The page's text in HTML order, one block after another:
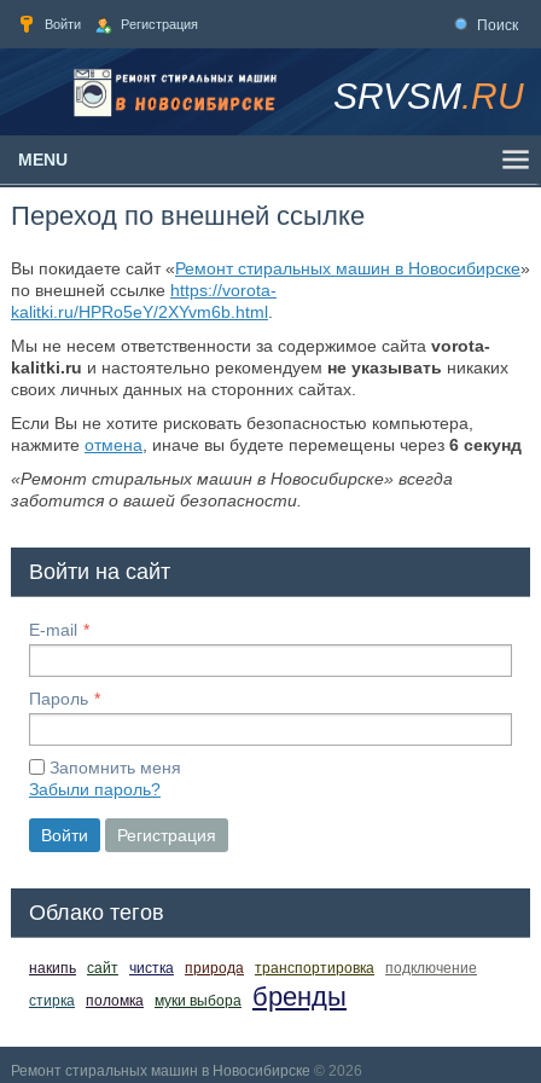
Войти Регистрация Поиск
SRVSM.RU
MENU
Переход по внешней ссылке
Вы покидаете сайт «Ремонт стиральных машин в Новосибирске»
по внешней ссылке https://vorota-
kalitki.ru/HPRo5eY/2XYvm6b.html.
Мы не несем ответственности за содержимое сайта vorota-
kalitki.ru и настоятельно рекомендуем не указывать никаких
своих личных данных на сторонних сайтах.
Если Вы не хотите рисковать безопасностью компьютера,
нажмите отмена , иначе вы будете перемещены через 6секунд
«Ремонт стиральных машин в Новосибирске» всегда
заботится о вашей безопасности.
Войти на сайт
E-mail
Пароль
Запомнить меня
Забыли пароль?
Войти Регистрация
Облако тегов
накипь сайт чистка природа транспортировка
подключение
стирка
поломка муки выбора бренды
Ремонт стиральных машин в Новосибирске © 2026